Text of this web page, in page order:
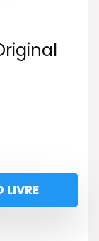
LIVRE